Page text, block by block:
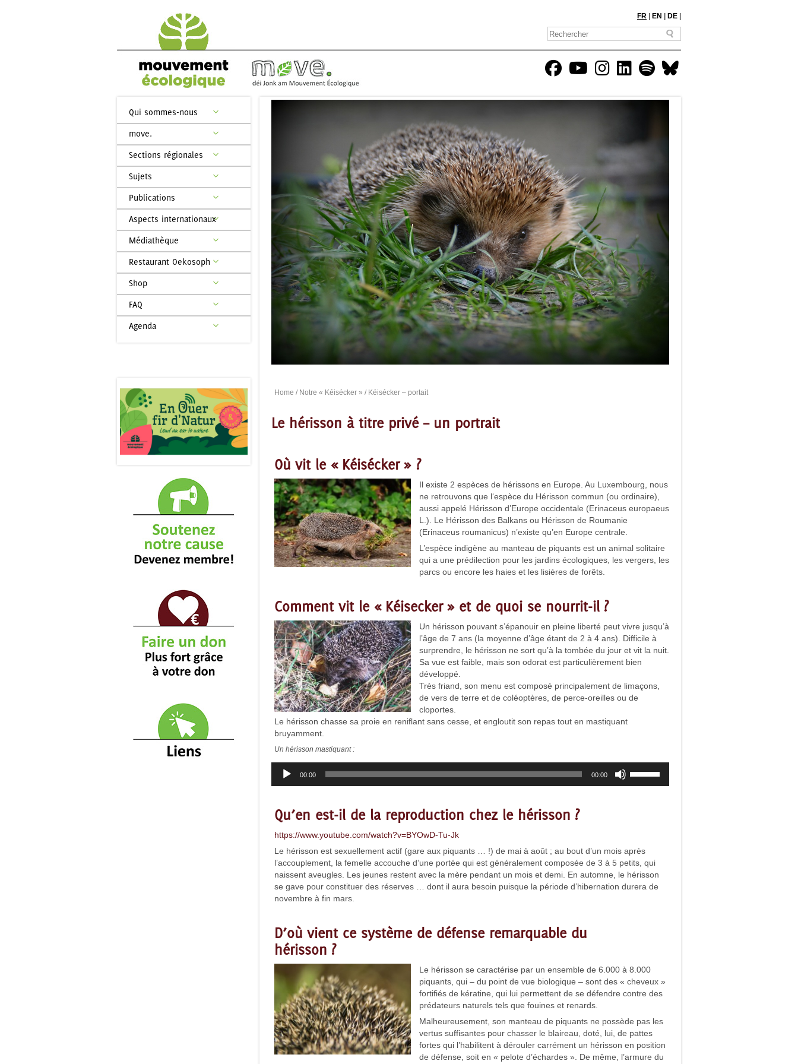
FR EN DE
Qui sommes-nous
move.
Sections régionales
Sujets
Publications
Aspects internationaux
Médiathèque
Restaurant Oekosoph
Shop
FAQ
Agenda
Home / Notre « Kéisécker » / Kéisécker – portait
Le hérisson à titre privé – un portrait
Où vit le « Kéisécker » ?
Il existe 2 espèces de hérissons en Europe. Au Luxembourg, nous
ne retrouvons que l‘espèce du Hérisson commun (ou ordinaire),
aussi appelé Hérisson d’Europe occidentale (Erinaceus europaeus
L.). Le Hérisson des Balkans ou Hérisson de Roumanie
(Erinaceus roumanicus) n’existe qu’en Europe centrale.
L’espèce indigène au manteau de piquants est un animal solitaire
qui a une prédilection pour les jardins écologiques, les vergers, les
parcs ou encore les haies et les lisières de forêts.
Comment vit le « Kéisecker » et de quoi se nourrit-il ?
Un hérisson pouvant s’épanouir en pleine liberté peut vivre jusqu’à
l’âge de 7 ans (la moyenne d’âge étant de 2 à 4 ans). Difficile à
surprendre, le hérisson ne sort qu’à la tombée du jour et vit la nuit.
Sa vue est faible, mais son odorat est particulièrement bien
développé.
Très friand, son menu est composé principalement de limaçons,
de vers de terre et de coléoptères, de perce-oreilles ou de
cloportes.
Le hérisson chasse sa proie en reniflant sans cesse, et engloutit son repas tout en mastiquant
bruyamment.
Un hérisson mastiquant :
audio
00:00 00:00
les
flèches
volume.
Qu’en est-il de la reproduction chez le hérisson ?
https://www.youtube.com/watch?v=BYOwD-Tu-Jk
Le hérisson est sexuellement actif (gare aux piquants … !) de mai à août ; au bout d’un mois après
l’accouplement, la femelle accouche d’une portée qui est généralement composée de 3 à 5 petits, qui
naissent aveugles. Les jeunes restent avec la mère pendant un mois et demi. En automne, le hérisson
se gave pour constituer des réserves … dont il aura besoin puisque la période d’hibernation durera de
novembre à fin mars.
D’où vient ce système de défense remarquable du
hérisson ?
Le hérisson se caractérise par un ensemble de 6.000 à 8.000
piquants, qui – du point de vue biologique – sont des « cheveux »
fortifiés de kératine, qui lui permettent de se défendre contre des
prédateurs naturels tels que fouines et renards.
Malheureusement, son manteau de piquants ne possède pas les
vertus suffisantes pour chasser le blaireau, doté, lui, de pattes
fortes qui l’habilitent à dérouler carrément un hérisson en position
de défense, soit en « pelote d’échardes ». De même, l’armure du